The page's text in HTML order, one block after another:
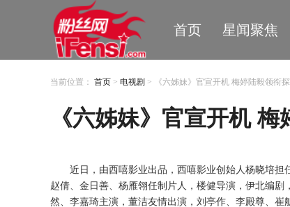
首页 星闻聚焦
当前位置： 首页 > 电视剧 > 《六姊妹》官宣开机 梅婷陆毅领衔
《六姊妹》官宣开机
近日，由西嘻影业出品，西嘻影业创始人杨晓培担
赵倩、金日善、杨雁翎任制片人，楼健导演，伊北编
然、李嘉琦主演，董洁友情出演，刘亭作、李殿尊、